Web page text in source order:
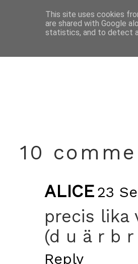
10
ALICE 23
precis lika
(d u ä r b r
Reply
This site uses cookies
are shared with Google
statistics, and to detect